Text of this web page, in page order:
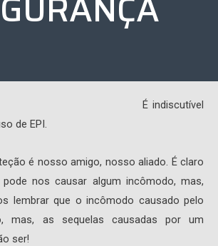
É indiscutível
de EPI.
é nosso amigo, nosso aliado. É claro
nos causar algum incômodo, mas,
lembrar que o incômodo causado pelo
mas, as sequelas causadas por um
ser!